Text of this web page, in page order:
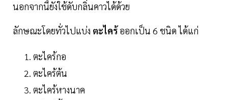
นอกจากนี้ยังใช้ดับกลิ่นคาวได้ด้วย
ลักษณะโดยทั่วไปแบ่ง ตะไคร้ออกเป็น 6 ชนิด ได้แก่
ตะไคร้กอ
ตะไคร้ต้น
ตะไคร้หางนาค